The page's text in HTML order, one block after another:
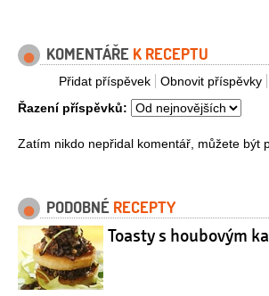
KOMENTÁŘE K RECEPTU
Obnovit příspěvky
Přidat příspěvek
Řazení příspěvků:
Zatím nikdo nepřidal komentář, můžete být
PODOBNÉ RECEPTY
Toasty s houbovým